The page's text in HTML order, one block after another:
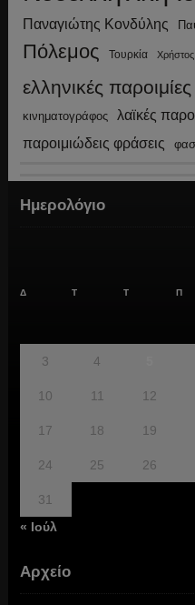
Παναγιώτης Κονδύλης
Πόλεμος Τουρκία
ελληνικές παροιμίες
κινηματογράφος λαϊκές
παροιμιώδεις φράσεις
Ημερολόγιο
Δ Τ Τ Π
3 4
10 11 12
17 18 19
24 25 26
31
« Ιούλ
Αρχείο